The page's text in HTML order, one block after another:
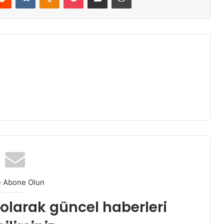
Abone Olun
güncel haberleri